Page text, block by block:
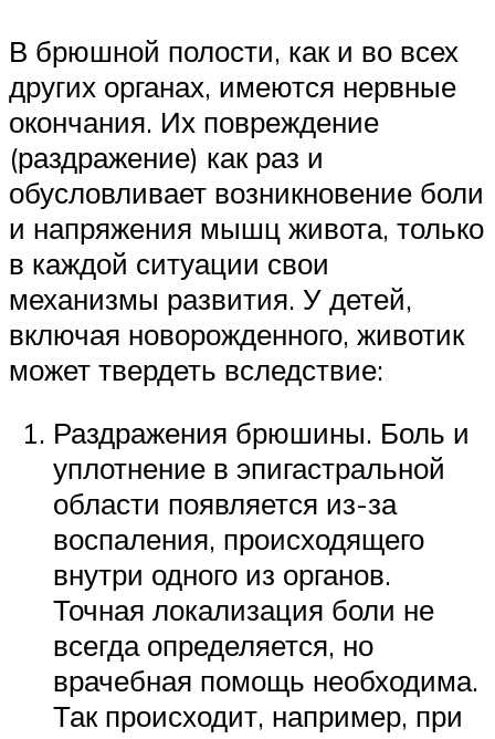
В брюшной полости, как и во всех
других органах, имеются нервные
окончания. Их повреждение
(раздражение) как раз и
обусловливает возникновение боли
и напряжения мышц живота, только
в каждой ситуации свои
механизмы развития. У детей,
включая новорожденного, животик
может твердеть вследствие:
Раздражения брюшины. Боль и
уплотнение в эпигастральной
области появляется из-за
воспаления, происходящего
внутри одного из органов.
Точная локализация боли не
всегда определяется, но
врачебная помощь необходима.
Так происходит, например, при